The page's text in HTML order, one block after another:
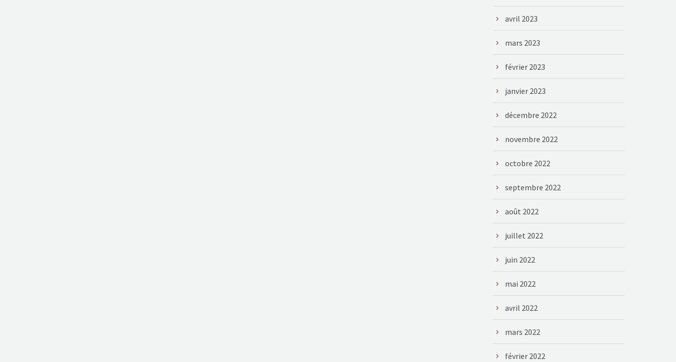
avril 2023
mars 2023
février 2023
janvier 2023
décembre 2022
novembre 2022
octobre 2022
septembre 2022
août 2022
juillet 2022
juin 2022
mai 2022
avril 2022
mars 2022
février 2022